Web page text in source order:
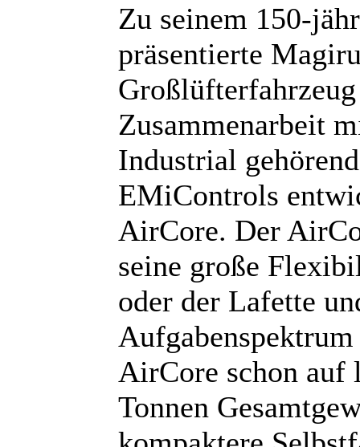
Zu seinem 150-
präsentierte
Zusammenarbeit
Industrial
EMiControls
AirCore. Der
seine große
oder der Lafette
AirCore schon
Tonnen